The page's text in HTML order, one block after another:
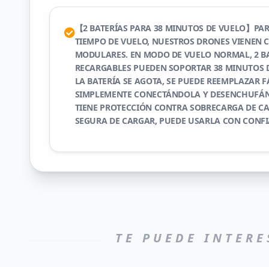
【2 BATERÍAS PARA 38 MINUTOS DE VUELO】
TIEMPO DE VUELO, NUESTROS DRONES VIENEN
MODULARES. EN MODO DE VUELO NORMAL, 2
RECARGABLES PUEDEN SOPORTAR 38 MINUTOS
LA BATERÍA SE AGOTA, SE PUEDE REEMPLAZAR
SIMPLEMENTE CONECTÁNDOLA Y
TIENE PROTECCIÓN CONTRA SOBRECARGA DE
SEGURA DE CARGAR, PUEDE USARLA CON
TE PUEDE